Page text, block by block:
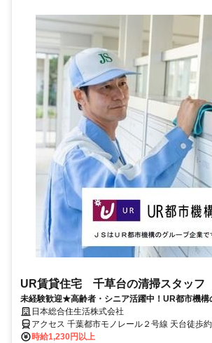
UR賃貸住宅 千草台の清掃スタッフ
未経験歓迎★高齢者・シニア活躍中！UR都市機
定・安心！【西千葉駅・千葉駅よりバスもしくは
「天台駅」から徒歩】
日本総合住生活株式会社
アクセス 千葉都市モノレール２号線 天台徒歩
レール２号線 穴川（千葉県）出入口4徒歩約15
時給1,230円以上